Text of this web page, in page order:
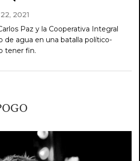
2021
Paz y la Cooperativa Integral
de agua en una batalla político-
tener fin.